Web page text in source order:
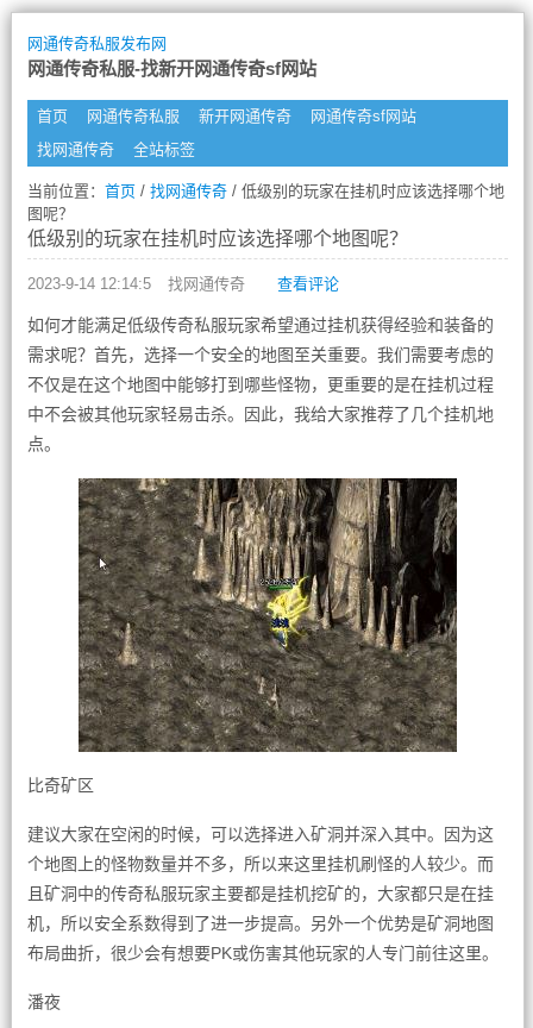
网通传奇私服发布网
网通传奇私服-找新开网通传奇sf网站
首页 网通传奇私服 新开网通传奇
网通传奇sf网站
找网通传奇
全站标签
当前位置： 首页/ 找网通传奇/ 低级别的玩家在挂机时应该选择哪个地
图呢？
低级别的玩家在挂机时应该选择哪个地图呢？
2023-9-14 12:14:5 找网通传奇 查看评论
如何才能满足低级传奇私服玩家希望通过挂机获得经验和装备的
需求呢？首先，选择一个安全的地图至关重要。我们需要考虑的
不仅是在这个地图中能够打到哪些怪物，更重要的是在挂机过程
中不会被其他玩家轻易击杀。因此，我给大家推荐了几个挂机地
点。
比奇矿区
建议大家在空闲的时候，可以选择进入矿洞并深入其中。因为这
个地图上的怪物数量并不多，所以来这里挂机刷怪的人较少。而
且矿洞中的传奇私服玩家主要都是挂机挖矿的，大家都只是在挂
机，所以安全系数得到了进一步提高。另外一个优势是矿洞地图
布局曲折，很少会有想要PK或伤害其他玩家的人专门前往这里。
潘夜